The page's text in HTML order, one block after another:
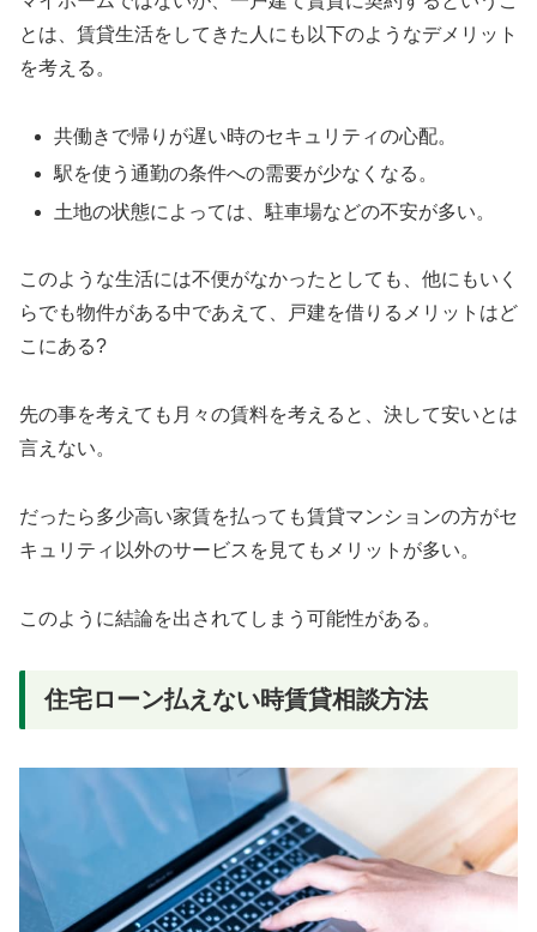
とは、賃貸生活をしてきた人にも以下のようなデメリット
を考える。
共働きで帰りが遅い時のセキュリティの心配。
駅を使う通勤の条件への需要が少なくなる。
土地の状態によっては、駐車場などの不安が多い。
このような生活には不便がなかったとしても、他にもいく
らでも物件がある中であえて、戸建を借りるメリットはど
こにある?
先の事を考えても月々の賃料を考えると、決して安いとは
言えない。
だったら多少高い家賃を払っても賃貸マンションの方がセ
キュリティ以外のサービスを見てもメリットが多い。
このように結論を出されてしまう可能性がある。
住宅ローン払えない時賃貸相談方法